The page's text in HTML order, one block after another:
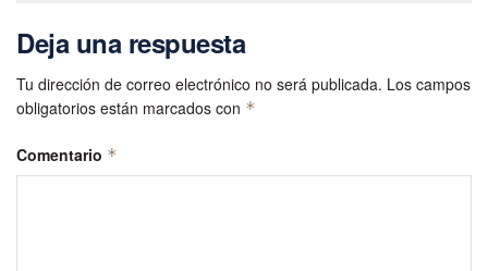
Deja una respuesta
Tu dirección de correo electrónico no será publicada. Los campos
obligatorios están marcados con *
Comentario *